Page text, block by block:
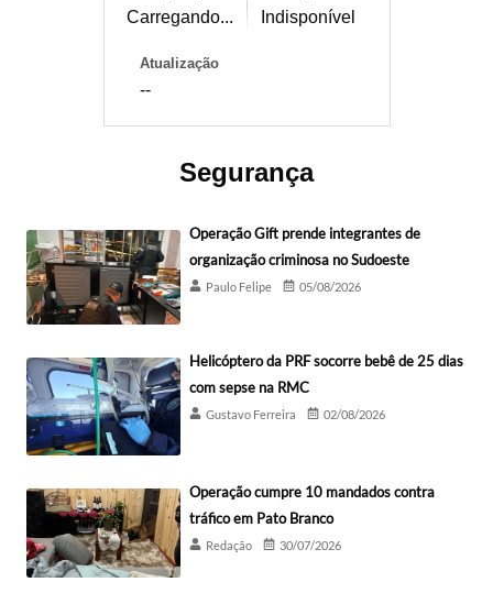
Carregando... Indisponível
Atualização
--
Segurança
Operação Gift prende integrantes de
organização criminosa no Sudoeste
Paulo Felipe 05/08/2026
Helicóptero da PRF socorre bebê de 25 dias
com sepse na RMC
Gustavo Ferreira 02/08/2026
Operação cumpre 10 mandados contra
tráfico em Pato Branco
Redação 30/07/2026